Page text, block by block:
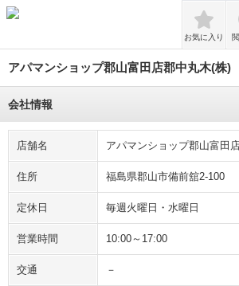
お気に入り
アパマンショップ郡山富田店郡中丸木(株)
会社情報
店舗名 アパマンショップ郡山富田
住所 福島県郡山市備前舘2-100
定休日 毎週火曜日・水曜日
営業時間 10:00～17:00
交通 －